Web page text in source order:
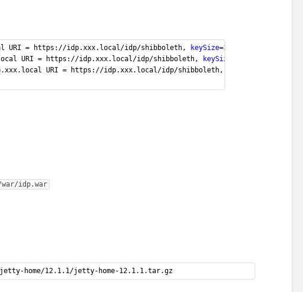
URI = https://idp.xxx.local/idp/shibboleth, keySize=3072
URI = https://idp.xxx.local/idp/shibboleth,
keySize
URI = https://idp.xxx.local/idp/shibboleth,
idp.war
home/12.1.1/jetty-home-12.1.1.tar.gz